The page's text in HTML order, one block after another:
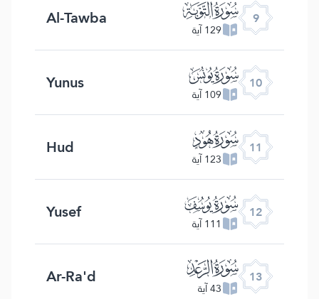
9 ﮕ
129 آية Al-Tawba
10 ﮖ
109 آية Yunus
11 ﮗ
123 آية Hud
12 ﮘ
111 آية Yusef
13 ﮙ
43 آية Ar-Ra'd